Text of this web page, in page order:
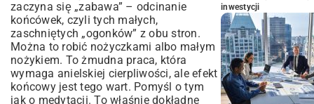
zaczyna się „zabawa” – odcinanie
końcówek, czyli tych małych,
zaschniętych „ogonków” z obu stron.
Można to robić nożyczkami albo małym
nożykiem. To żmudna praca, która
wymaga anielskiej cierpliwości, ale efekt
końcowy jest tego wart. Pomyśl o tym
jak o medytacji. To właśnie dokładne
inwestycji